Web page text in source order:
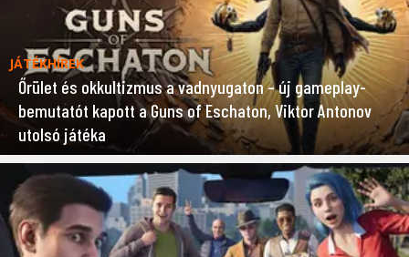
JÁTÉKHÍREK
Őrület és okkultizmus a vadnyugaton – új gameplay-
bemutatót kapott a Guns of Eschaton, Viktor Antonov
utolsó játéka